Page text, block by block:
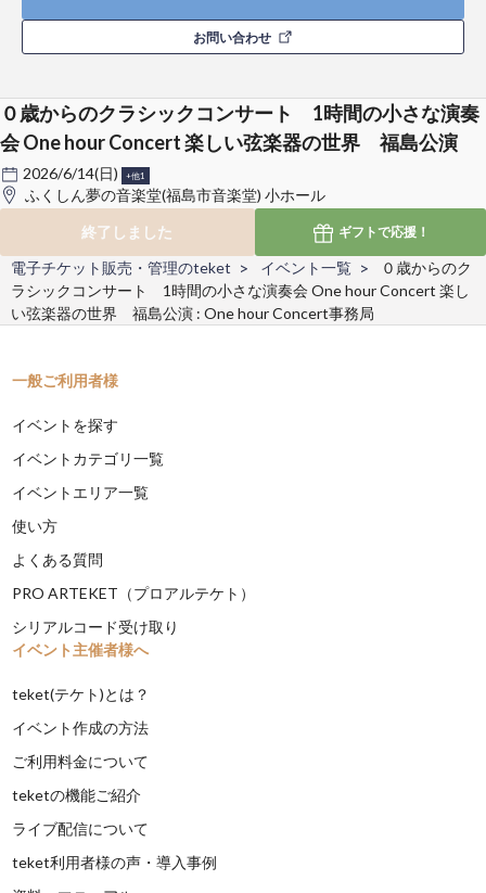
お問い合わせ
０歳からのクラシックコンサート 1時間の小さな演奏
会 One hour Concert 楽しい弦楽器の世界 福島公演
2026/6/14(日) +他1
ふくしん夢の音楽堂(福島市音楽堂) 小ホール
終了しました
ギフトで応援！
電子チケット販売・管理のteket イベント一覧
０歳からのク
ラシックコンサート 1時間の小さな演奏会 One hour Concert 楽し
い弦楽器の世界 福島公演 : One hour Concert事務局
一般ご利用者様
イベントを探す
イベントカテゴリ一覧
イベントエリア一覧
使い方
よくある質問
PRO ARTEKET（プロアルテケト）
シリアルコード受け取り
イベント主催者様へ
teket(テケト)とは？
イベント作成の方法
ご利用料金について
teketの機能ご紹介
ライブ配信について
teket利用者様の声・導入事例